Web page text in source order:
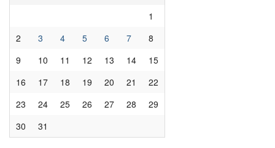
1
2
3 4 5 6 7
8
9
10 11 12 13 14
15
16
17 18 19 20 21
22
23
24 25 26 27 28
29
30
31